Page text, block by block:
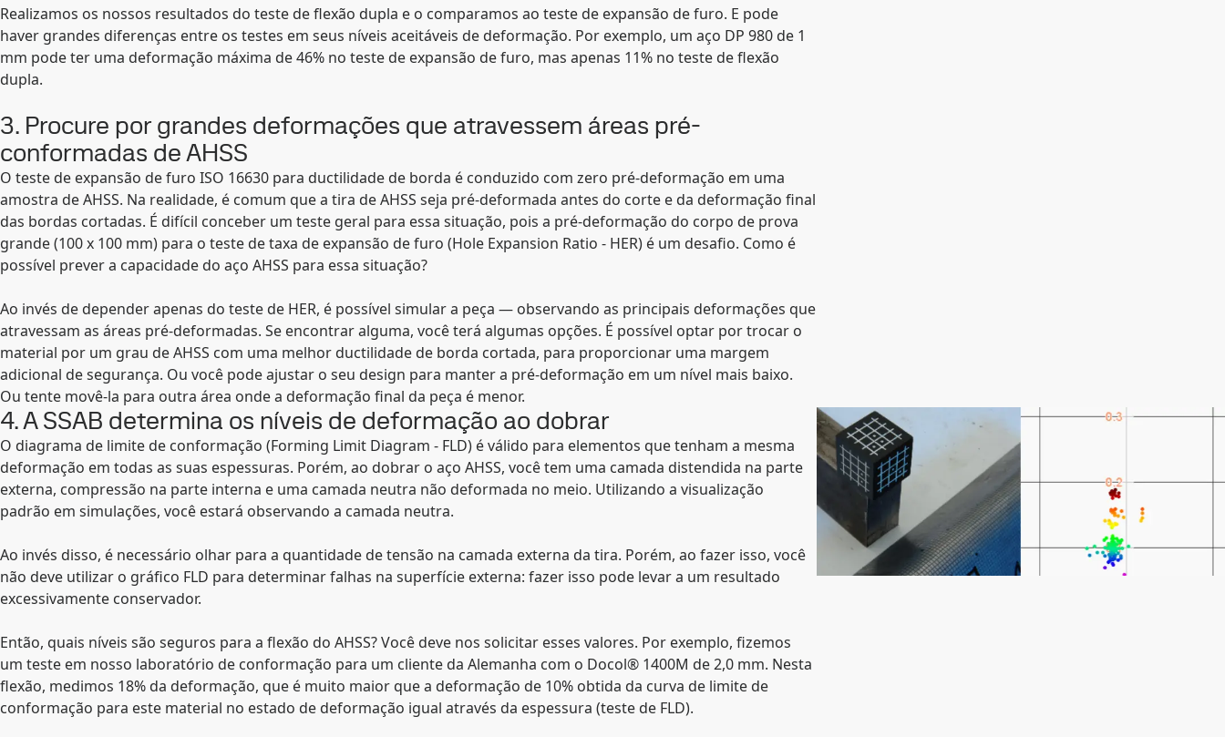
Realizamos os nossos resultados do teste de flexão dupla e o comparamos ao teste de expansão de furo. E pode
haver grandes diferenças entre os testes em seus níveis aceitáveis de deformação. Por exemplo, um aço DP 980 de 1
mm pode ter uma deformação máxima de 46% no teste de expansão de furo, mas apenas 11% no teste de flexão
dupla.
3. Procure por grandes deformações que atravessem áreas pré-
conformadas de AHSS
O teste de expansão de furo ISO 16630 para ductilidade de borda é conduzido com zero pré-deformação em uma
amostra de AHSS. Na realidade, é comum que a tira de AHSS seja pré-deformada antes do corte e da deformação final
das bordas cortadas. É difícil conceber um teste geral para essa situação, pois a pré-deformação do corpo de prova
grande (100 x 100 mm) para o teste de taxa de expansão de furo (Hole Expansion Ratio - HER) é um desafio. Como é
possível prever a capacidade do aço AHSS para essa situação?
Ao invés de depender apenas do teste de HER, é possível simular a peça — observando as principais deformações que
atravessam as áreas pré-deformadas. Se encontrar alguma, você terá algumas opções. É possível optar por trocar o
material por um grau de AHSS com uma melhor ductilidade de borda cortada, para proporcionar uma margem
adicional de segurança. Ou você pode ajustar o seu design para manter a pré-deformação em um nível mais baixo.
Ou tente movê-la para outra área onde a deformação final da peça é menor.
4. A SSAB determina os níveis de deformação ao dobrar
O diagrama de limite de conformação (Forming Limit Diagram - FLD) é válido para elementos que tenham a mesma
deformação em todas as suas espessuras. Porém, ao dobrar o aço AHSS, você tem uma camada distendida na parte
externa, compressão na parte interna e uma camada neutra não deformada no meio. Utilizando a visualização
padrão em simulações, você estará observando a camada neutra.
Ao invés disso, é necessário olhar para a quantidade de tensão na camada externa da tira. Porém, ao fazer isso, você
não deve utilizar o gráfico FLD para determinar falhas na superfície externa: fazer isso pode levar a um resultado
excessivamente conservador.
Então, quais níveis são seguros para a flexão do AHSS? Você deve nos solicitar esses valores. Por exemplo, fizemos
um teste em nosso laboratório de conformação para um cliente da Alemanha com o Docol® 1400M de 2,0 mm. Nesta
flexão, medimos 18% da deformação, que é muito maior que a deformação de 10% obtida da curva de limite de
conformação para este material no estado de deformação igual através da espessura (teste de FLD).